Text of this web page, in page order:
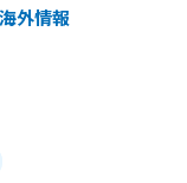
海外情報